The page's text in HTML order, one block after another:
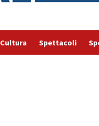
Cultura Spettacoli